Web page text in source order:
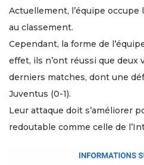
Actuellement, l’équipe occupe
au classement.
Cependant, la forme de
effet, ils n’ont réussi que
derniers matches, dont une
Juventus (0-1).
Leur attaque doit s’améliorer
redoutable comme celle de